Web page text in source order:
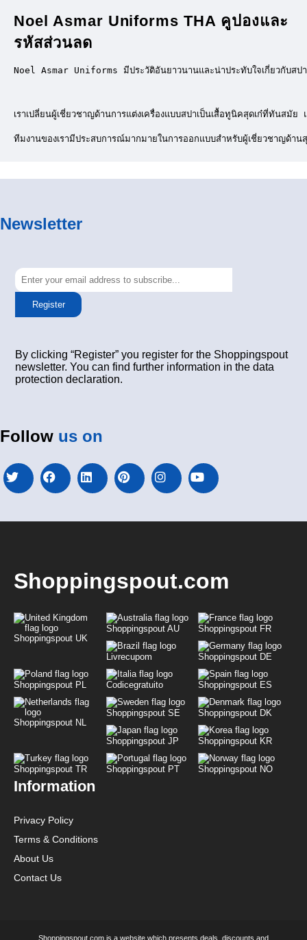
Noel Asmar Uniforms THA คูปองและ
รหัสส่วนลด
Noel Asmar Uniforms มีประวัติอันยาวนานและน่าประทับใจเกี่ยวกับ
เราเปลี่ยนผู้เชี่ยวชาญด้านการแต่งเครื่องแบบสปาเป็นเสื้อทูนิคสุดเก๋ที่ทันส
ทีมงานของเรามีประสบการณ์มากมายในการออกแบบสำหรับผู้เชี่ยวชาญด้
Newsletter
Register
By clicking “Register” you register for the Shoppingspout
newsletter. You can find further information in the data
protection declaration.
Follow us on
Shoppingspout.com
Shoppingspout UK
Shoppingspout AU Shoppingspout FR
Livrecupom Shoppingspout DE
Shoppingspout PL Codicegratuito Shoppingspout ES
Shoppingspout NL
Shoppingspout SE Shoppingspout DK
Shoppingspout JP Shoppingspout KR
Shoppingspout TR Shoppingspout PT Shoppingspout NO
Information
Privacy Policy
Terms & Conditions
About Us
Contact Us
Shoppingspout.com is a website which presents deals, discounts and